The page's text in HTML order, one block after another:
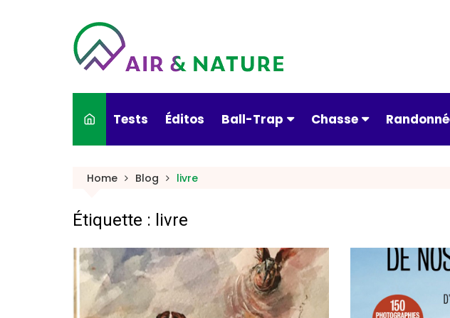
Tests Éditos Ball-Trap
Culture & Ball-Trap
Nouveautés
Portraits
Chasse
Chasse en région
Chiens de chasse
Type de
Type de
Home Blog livre
Étiquette : livre